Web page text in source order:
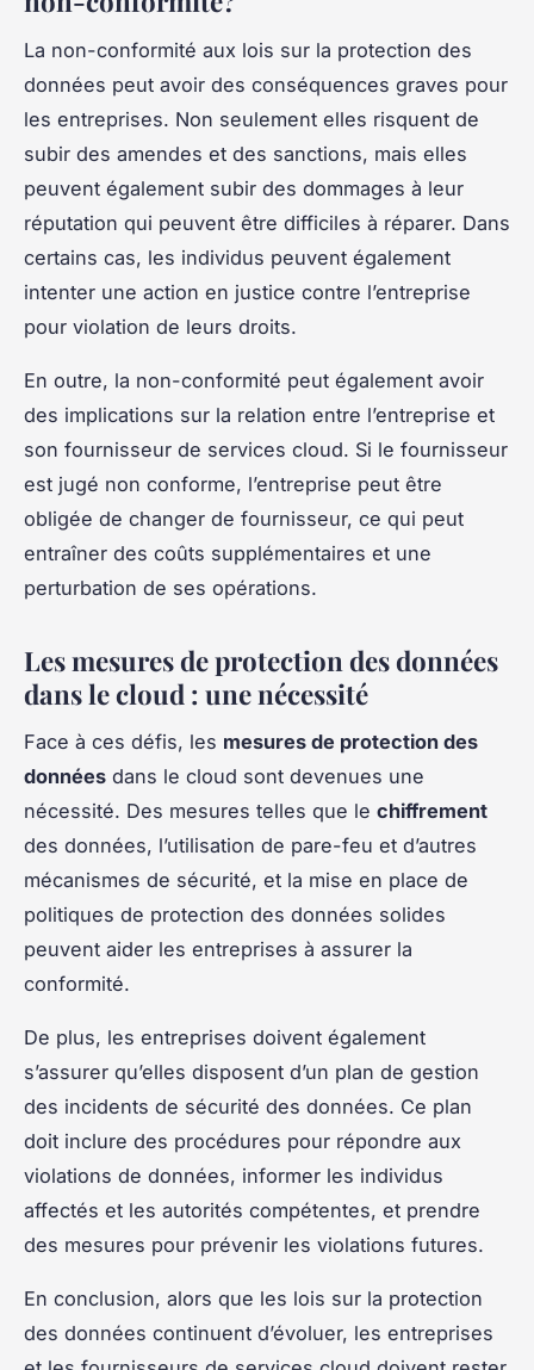
La non-conformité aux lois sur la protection des
données peut avoir des conséquences graves pour
les entreprises. Non seulement elles risquent de
subir des amendes et des sanctions, mais elles
peuvent également subir des dommages à leur
réputation qui peuvent être difficiles à réparer. Dans
certains cas, les individus peuvent également
intenter une action en justice contre l’entreprise
pour violation de leurs droits.
En outre, la non-conformité peut également avoir
des implications sur la relation entre l’entreprise et
son fournisseur de services cloud. Si le fournisseur
est jugé non conforme, l’entreprise peut être
obligée de changer de fournisseur, ce qui peut
entraîner des coûts supplémentaires et une
perturbation de ses opérations.
Les mesures de protection des données
dans le cloud : une nécessité
Face à ces défis, les mesures de protection des
données dans le cloud sont devenues une
nécessité. Des mesures telles que le chiffrement
des données, l’utilisation de pare-feu et d’autres
mécanismes de sécurité, et la mise en place de
politiques de protection des données solides
peuvent aider les entreprises à assurer la
conformité.
De plus, les entreprises doivent également
s’assurer qu’elles disposent d’un plan de gestion
des incidents de sécurité des données. Ce plan
doit inclure des procédures pour répondre aux
violations de données, informer les individus
affectés et les autorités compétentes, et prendre
des mesures pour prévenir les violations futures.
En conclusion, alors que les lois sur la protection
des données continuent d’évoluer, les entreprises